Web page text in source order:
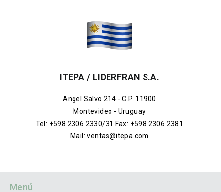
ITEPA / LIDERFRAN S.A.
Angel Salvo 214 - C.P. 11900
Montevideo - Uruguay
Tel: +598 2306 2330/31 Fax: +598 2306 2381
Mail: ventas@itepa.com
Menú